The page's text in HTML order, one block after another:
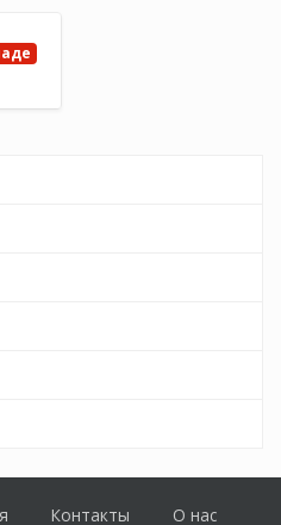
Контакты О нас